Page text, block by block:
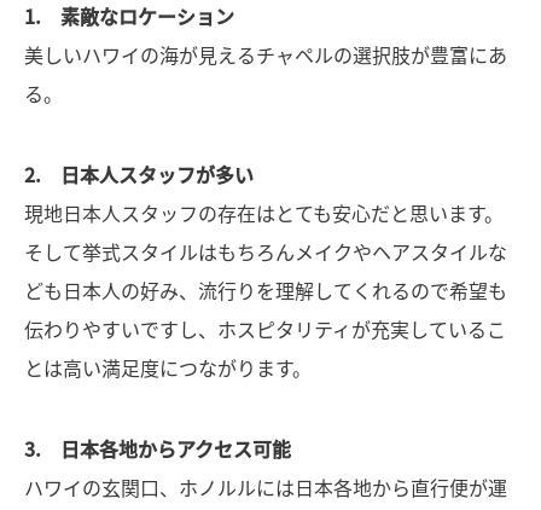
1. 素敵なロケーション
美しいハワイの海が見えるチャペルの選択肢が豊富にあ
る。
2. 日本人スタッフが多い
現地日本人スタッフの存在はとても安心だと思います。
そして挙式スタイルはもちろんメイクやヘアスタイルな
ども日本人の好み、流行りを理解してくれるので希望も
伝わりやすいですし、ホスピタリティが充実しているこ
とは高い満足度につながります。
3. 日本各地からアクセス可能
ハワイの玄関口、ホノルルには日本各地から直行便が運